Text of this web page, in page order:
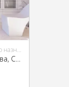
Инвестиции в помещение свободного назначения (ПСН)
Немецкая Слобода, ЦАО, г Москва, Спартаковская ул., 11, стр. 1